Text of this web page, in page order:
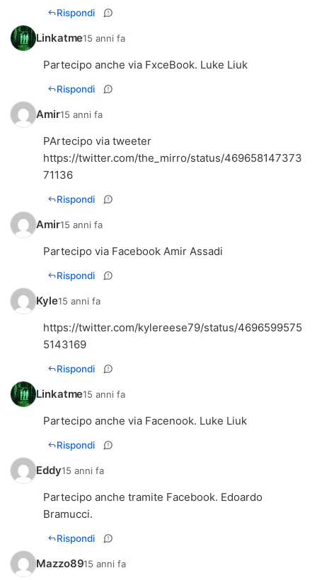
Rispondi
Linkatme15 anni fa
Partecipo anche via FxceBook. Luke Liuk
Rispondi
Amir15 anni fa
PArtecipo via tweeter
https://twitter.com/the_mirro/status/469658147373
71136
Rispondi
Amir15 anni fa
Partecipo via Facebook Amir Assadi
Rispondi
Kyle15 anni fa
https://twitter.com/kylereese79/status/4696599575
5143169
Rispondi
Linkatme15 anni fa
Partecipo anche via Facenook. Luke Liuk
Rispondi
Eddy15 anni fa
Partecipo anche tramite Facebook. Edoardo
Bramucci.
Rispondi
Mazzo8915 anni fa